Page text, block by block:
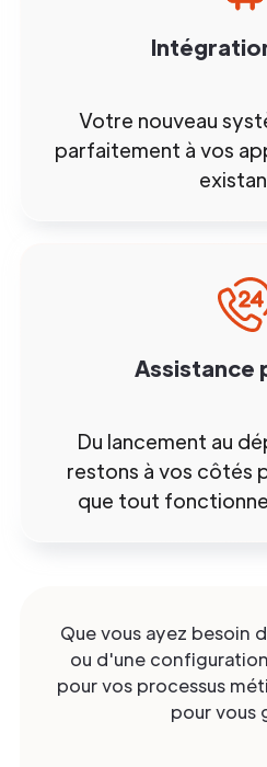
Votre nouveau
parfaitement à vos
Assistance
Du lancement au
restons à vos côtés
que tout
Que vous ayez besoin
ou d'une
pour vos processus
pour vous